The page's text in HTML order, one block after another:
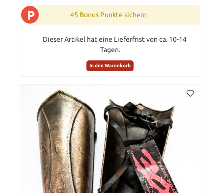
P 45 Bonus Punkte sichern
Dieser Artikel hat eine Lieferfrist von ca. 10-14
Tagen.
In den Warenkorb